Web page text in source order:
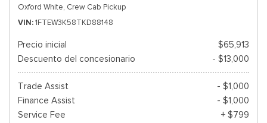
Oxford White, Crew Cab Pickup
VIN 1FTEW3K58TKD88148
Precio inicial
$65,913
Descuento del concesionario
- $13,000
Trade Assist
- $1,000
Finance Assist
- $1,000
Service Fee
+ $799